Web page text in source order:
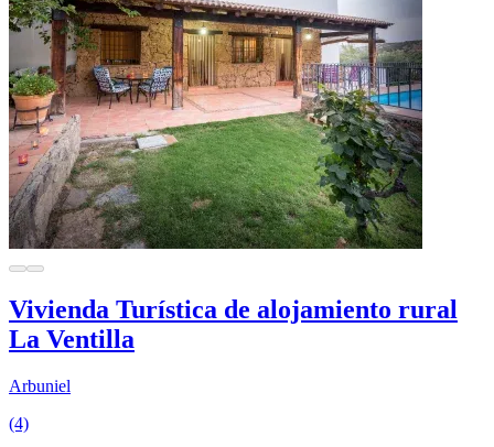
Vivienda Turística de alojamiento rural
La Ventilla
Arbuniel
(4)